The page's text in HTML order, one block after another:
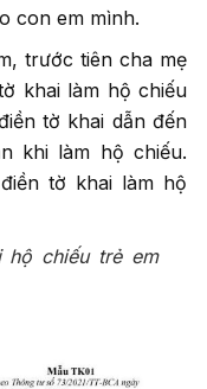
con em mình.
trước tiên cha mẹ
khai làm hộ chiếu
tờ khai dẫn đến
khi làm hộ chiếu.
tờ khai làm hộ
hộ chiếu trẻ em